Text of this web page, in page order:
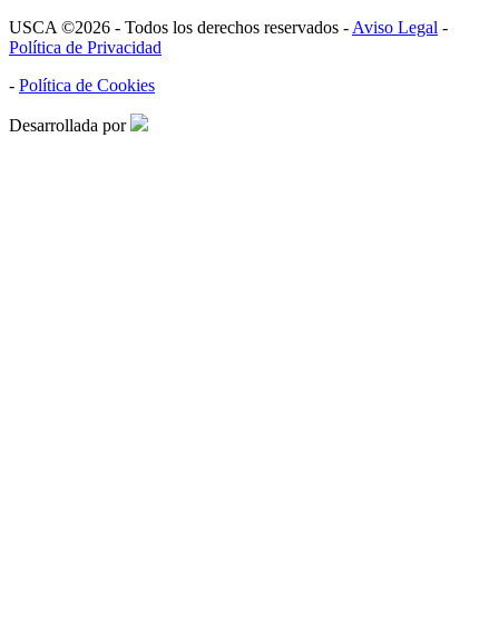
USCA ©2026 - Todos los derechos reservados - Aviso Legal -
Política de Privacidad
- Política de Cookies
Desarrollada por